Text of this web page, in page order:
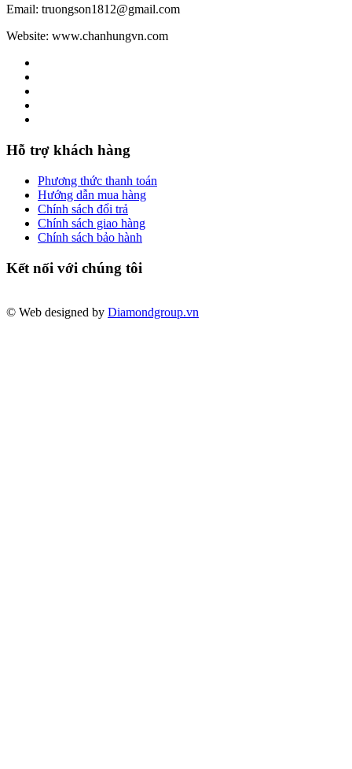
Email: truongson1812@gmail.com
Website: www.chanhungvn.com
Hỗ trợ khách hàng
Phương thức thanh toán
Hướng dẫn mua hàng
Chính sách đổi trả
Chính sách giao hàng
Chính sách bảo hành
Kết nối với chúng tôi
© Web designed by Diamondgroup.vn